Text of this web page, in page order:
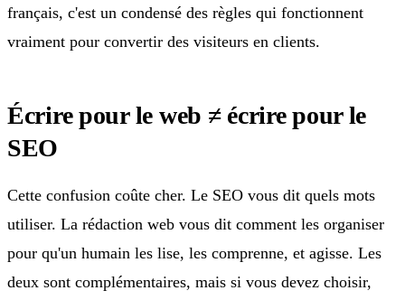
français, c'est un condensé des règles qui fonctionnent
vraiment pour convertir des visiteurs en clients.
Écrire pour le web ≠ écrire pour le
SEO
Cette confusion coûte cher. Le SEO vous dit quels mots
utiliser. La rédaction web vous dit comment les organiser
pour qu'un humain les lise, les comprenne, et agisse. Les
deux sont complémentaires, mais si vous devez choisir,